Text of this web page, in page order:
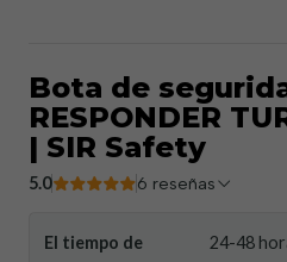
Bota de
RESPONDER
| SIR Safety
5.0 6 reseñas
El tiempo de
24-48